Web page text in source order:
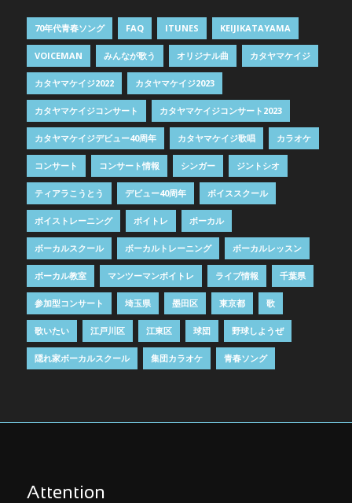
70年代青春ソング FAQ ITUNES KEIJIKATAYAMA
VOICEMAN みんなが歌う オリジナル曲 カタヤマケイジ
カタヤマケイジ2022 カタヤマケイジ2023
カタヤマケイジコンサート カタヤマケイジコンサート2023
カタヤマケイジデビュー40周年 カタヤマケイジ歌唱 カラオケ
コンサート コンサート情報 シンガー ジントシオ
ティアラこうとう デビュー40周年 ボイススクール
ボイストレーニング ボイトレ ボーカル
ボーカルスクール ボーカルトレーニング ボーカルレッスン
ボーカル教室 マンツーマンボイトレ ライブ情報 千葉県
参加型コンサート 埼玉県 墨田区 東京都 歌
歌いたい 江戸川区 江東区 球団 野球しようぜ
隠れ家ボーカルスクール 集団カラオケ 青春ソング
Attention